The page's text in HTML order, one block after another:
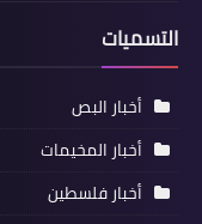
تقبل
إبراهيم عبدالتسميات
أخبار البص
أخبار المخيمات
أخبار فلسطين